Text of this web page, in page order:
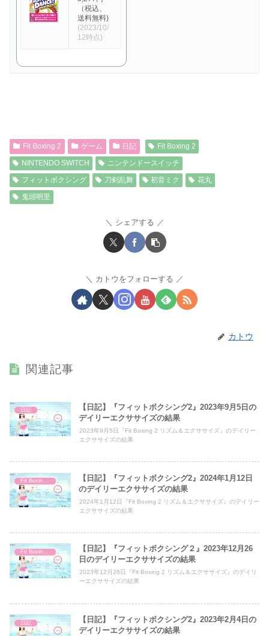
（税込、
送料無料)
(2023/10/
12時点)
Fit Boxing 2 ゲーム 日記
Fit Boxing 2
NINTENDO SWITCH
ニンテンドースイッチ
フィットボクシング
刀剣乱舞 初音ミク
花丸
鬼頭明里
シェアする
カトウをフォローする
カトウ
関連記事
日記
【日記】『フィットボクシング2』2023年9月5日の
デイリーエクササイズの結果
2023年9月5日『Fit Boxing 2 リズム＆エクササイズ』のデイリー
エクササイズの結果
【日記】『フィットボクシング2』2024年1月12日
のデイリーエクササイズの結果
2024年1月12日『Fit Boxing 2 リズム＆エクササイズ』のデイリー
エクササイズの結果
【日記】『フィットボクシング２』2023年12月26
日のデイリーエクササイズの結果
2023年12月26日『Fit Boxing 2 リズム＆エクササイズ』のデイリ
ーエクササイズの結果
日記
【日記】『フィットボクシング2』2023年2月4日の
デイリーエクササイズの結果